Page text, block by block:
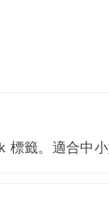
籤。適合中小